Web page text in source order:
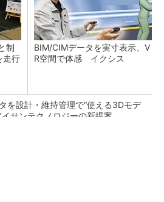
制
走行
BIM/CIMデータを実寸表示、V
R空間で体感 イクシス
を設計・維持管理で“使える3Dモデ
サンテクノロジーの新提案